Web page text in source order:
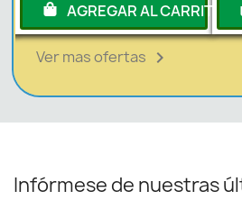
AGREGAR AL CARRITO
Ver mas ofertas 
Infórmese de nuestras